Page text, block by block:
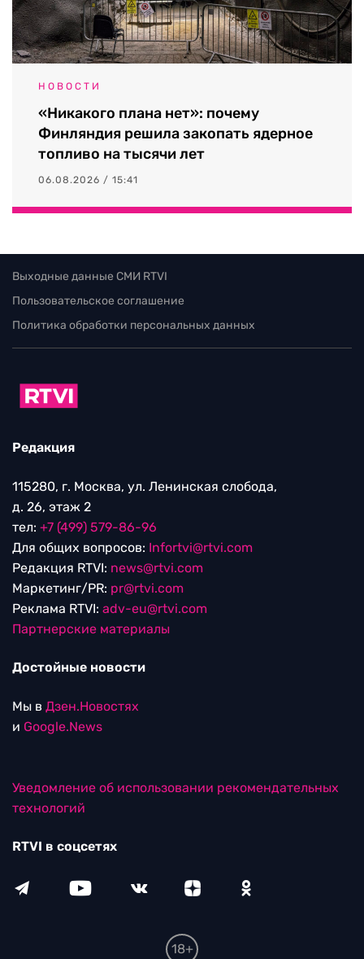
НОВОСТИ
«Никакого плана нет»: почему
Финляндия решила закопать ядерное
топливо на тысячи лет
06.08.2026 / 15:41
Выходные данные СМИ RTVI
Пользовательское соглашение
Политика обработки персональных данных
Редакция
115280, г. Москва, ул. Ленинская слобода,
д. 26, этаж 2
тел: +7 (499) 579-86-96
Для общих вопросов: Infortvi@rtvi.com
Редакция RTVI: news@rtvi.com
Маркетинг/PR: pr@rtvi.com
Реклама RTVI: adv-eu@rtvi.com
Партнерские материалы
Достойные новости
Мы в Дзен.Новостях
и Google.News
Уведомление об использовании рекомендательных
технологий
RTVI в соцсетях
18+